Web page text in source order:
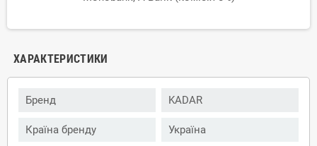
ХАРАКТЕРИСТИКИ
Бренд KADAR
Країна бренду Україна